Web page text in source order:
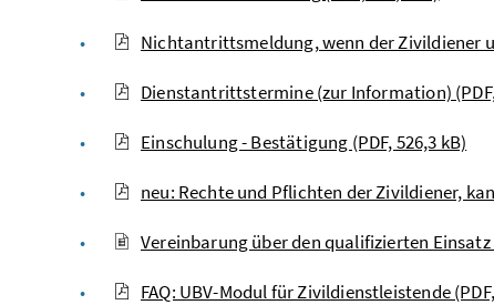
Nichtantrittsmeldung, wenn der Zivildiener
Dienstantrittstermine (zur Information)
Einschulung - Bestätigung (PDF, 526,3 kB)
neu: Rechte und Pflichten der Zivildiener,
Vereinbarung über den qualifizierten Einsatz
FAQ: UBV-Modul für Zivildienstleistende